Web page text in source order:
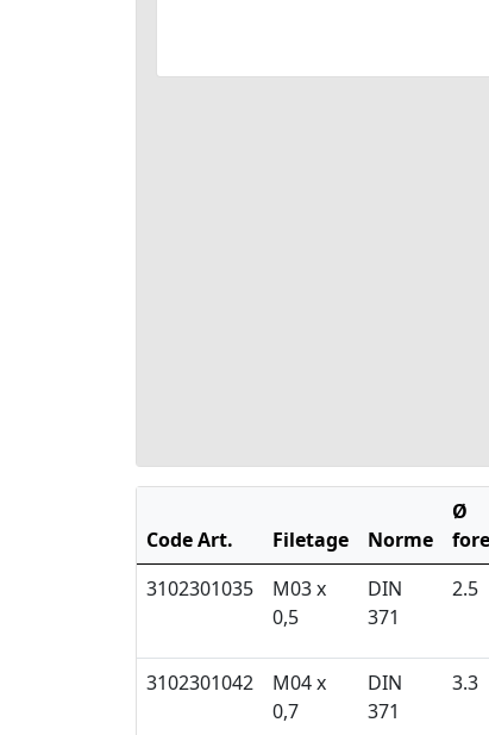
Code Art. Filetage Norme
Ø
3102301035
M03 x
0,5
DIN
371
2.5
3102301042
M04 x
0,7
DIN
371
3.3